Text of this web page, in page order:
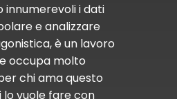
innumerevoli i dati
e analizzare
è un lavoro
occupa molto
chi ama questo
lo vuole fare con